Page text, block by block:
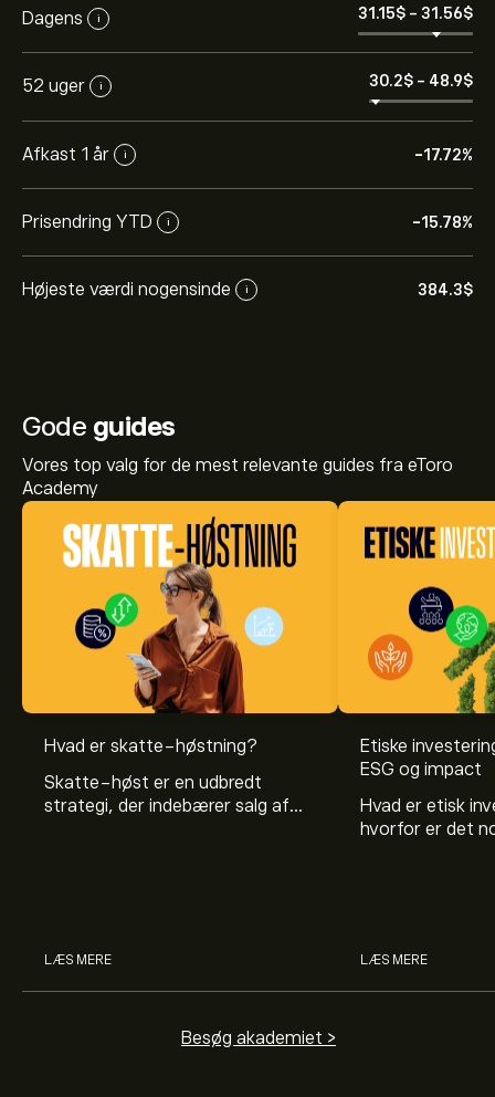
Dagens i 31.15‎$‎ - 31.56‎$‎
52 uger i 30.2‎$‎ - 48.9‎$‎
Afkast 1 år i -17.72%
Prisendring YTD i -15.78%
Højeste værdi nogensinde i 384.3‎$‎
Gode guides
Vores top valg for de mest relevante guides fra eToro
Academy
Hvad er skatte-høstning?
Skatte-høst er en udbredt
strategi, der indebærer salg af
LÆS MERE
Etiske
ESG og impact
Hvad er etisk
hvorfor er det
LÆS MERE
Besøg akademiet >